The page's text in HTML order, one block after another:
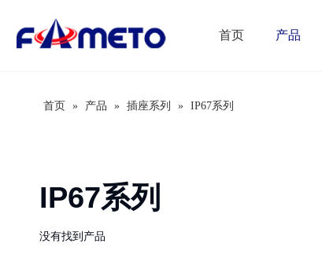
首页 产品
首页 » 产品 » 插座系列 » IP67系列
IP67系列
没有找到产品